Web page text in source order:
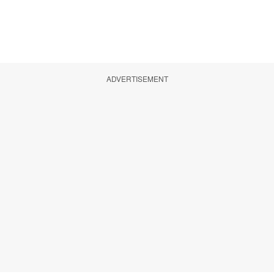
ADVERTISEMENT